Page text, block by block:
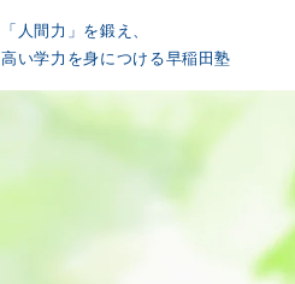
「人間力」を鍛え、
高い学力を身につける早稲田塾